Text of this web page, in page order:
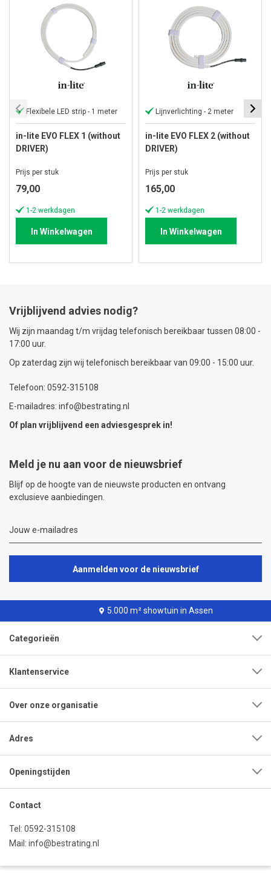
Flexibele LED strip - 1 meter
in-lite EVO FLEX 1 (without
DRIVER)
Prijs per stuk
79,00
1-2 werkdagen
In Winkelwagen
Lijnverlichting - 2 meter
in-lite EVO FLEX 2 (without
DRIVER)
Prijs per stuk
165,00
1-2 werkdagen
In Winkelwagen
Vrijblijvend advies nodig?
Wij zijn maandag t/m vrijdag telefonisch bereikbaar tussen 08:00 -
17:00 uur.
Op zaterdag zijn wij telefonisch bereikbaar van 09:00 - 15:00 uur.
Telefoon: 0592-315108
E-mailadres: info@bestrating.nl
Of plan vrijblijvend een adviesgesprek in!
Meld je nu aan voor de nieuwsbrief
Blijf op de hoogte van de nieuwste producten en ontvang
exclusieve aanbiedingen.
Aanmelden voor de nieuwsbrief
5.000 m² showtuin in Assen
Categorieën
Klantenservice
Over onze organisatie
Adres
Openingstijden
Contact
Tel: 0592-315108
Mail: info@bestrating.nl